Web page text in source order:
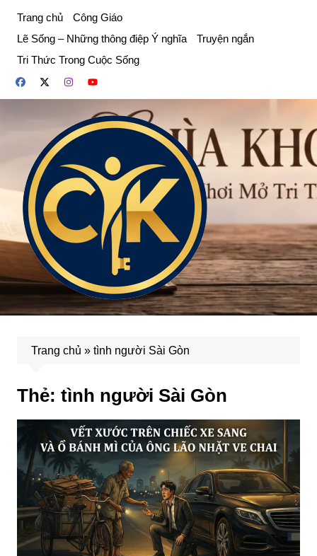
phần
dung
Trang chủ
Công Giáo
Lẽ Sống – Những thông điệp Ý nghĩa
Truyện ngắn
Tri Thức Trong Cuộc Sống
Trang chủ » tình người Sài Gòn
Thẻ: tình người Sài Gòn